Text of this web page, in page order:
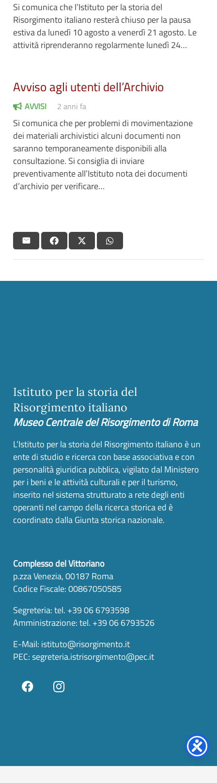
Si comunica che l’Istituto per la storia del
Risorgimento italiano resterà chiuso per la pausa
estiva da lunedì 10 agosto a venerdì 21 agosto. Le
attività riprenderanno regolarmente lunedì 24…
Avviso agli utenti dell’Archivio
AVVISI 2 anni fa
Si comunica che per problemi di movimentazione
dei materiali archivistici alcuni documenti non
saranno temporaneamente disponibili alla
consultazione. Si consiglia di inviare
preventivamente all’Istituto nota dei documenti
d’archivio per verificare…
Istituto per la storia del
Risorgimento italiano
Museo Centrale del Risorgimento di Roma
L’Istituto per la storia del Risorgimento italiano è un
ente di studio e ricerca con base associativa e con
personalità giuridica pubblica, vigilato dal Ministero
per i beni e le attività culturali e per il turismo,
inserito nel sistema strutturato a rete degli enti
operanti nel campo della ricerca storica ed è
coordinato dalla Giunta storica nazionale.
Complesso del Vittoriano
p.zza Venezia, 00187 Roma
Codice Fiscale: 00867050585
Segreteria: tel. +39 06 6793598
Amministrazione: tel. +39 06 6793526
E-Mail: istituto@risorgimento.it
PEC:segreteria.istrisorgimento@pec.it